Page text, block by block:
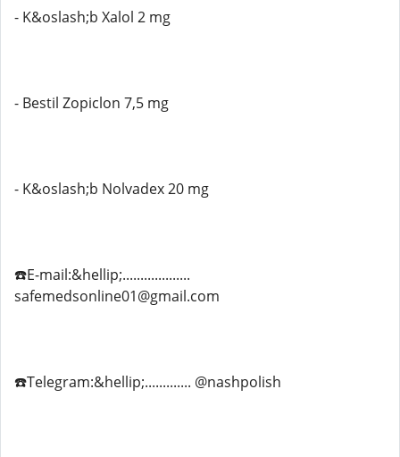
- K&oslash;b Xalol 2 mg
- Bestil Zopiclon 7,5 mg
- K&oslash;b Nolvadex 20 mg
☎️E-mail:&hellip;...................
safemedsonline01@gmail.com
☎️Telegram:&hellip;............. @nashpolish